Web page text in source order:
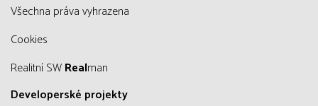
všechna práva vyhrazena
Cookies
Realitní SWRealman
Developerské projekty